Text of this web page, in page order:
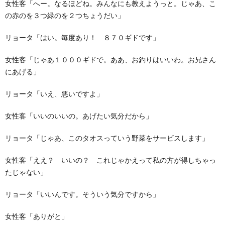
女性客「へー。なるほどね。みんなにも教えようっと。じゃあ、こ
の赤のを３つ緑のを２つちょうだい」
リョータ「はい。毎度あり！ ８７０ギドです」
女性客「じゃあ１０００ギドで。ああ、お釣りはいいわ。お兄さん
にあげる」
リョータ「いえ、悪いですよ」
女性客「いいのいいの。あげたい気分だから」
リョータ「じゃあ、このタオスっていう野菜をサービスします」
女性客「ええ？ いいの？ これじゃかえって私の方が得しちゃっ
たじゃない」
リョータ「いいんです。そういう気分ですから」
女性客「ありがと」